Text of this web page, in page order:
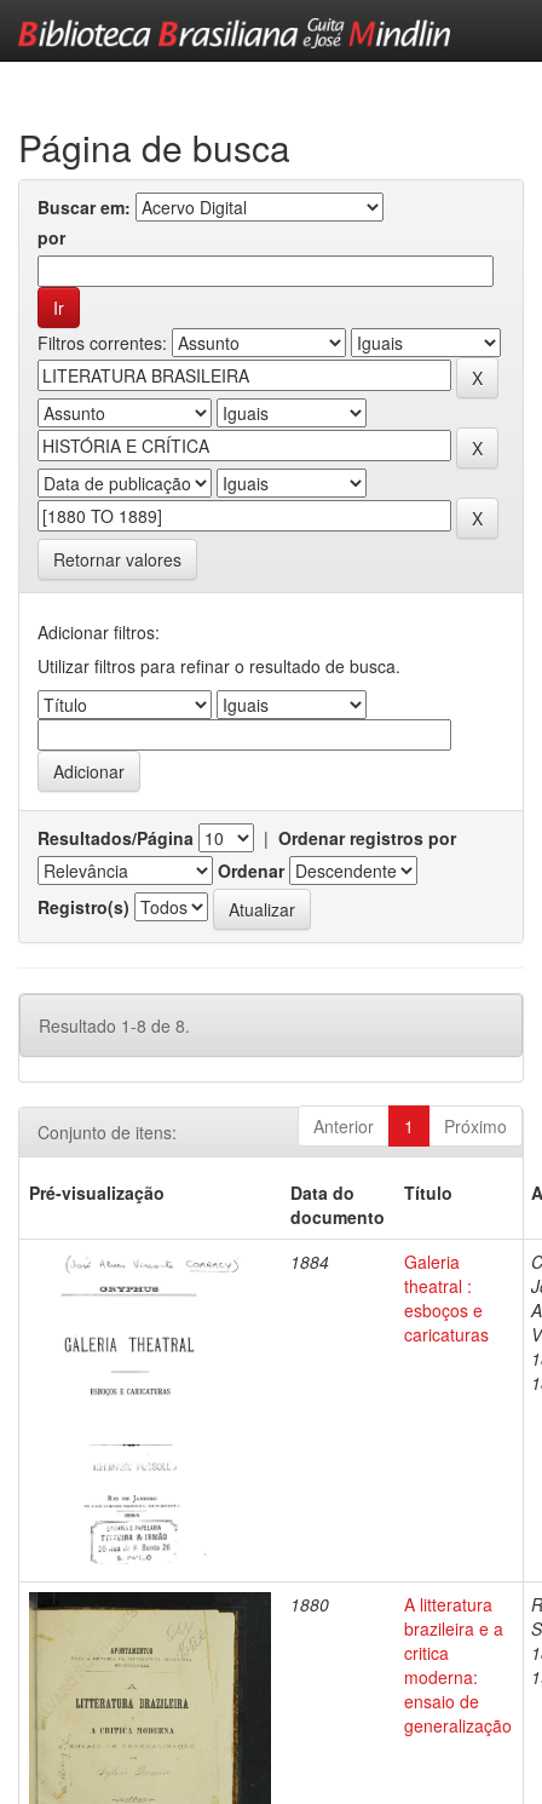
Página de busca
Buscar em:
por
Filtros correntes:
Retornar valores
Adicionar filtros:
Utilizar filtros para refinar o resultado de busca.
Resultados/Página | Ordenar registros por
Ordenar
Registro(s)
Resultado 1-8 de 8.
Anterior 1 Próximo
Conjunto de itens:
Pré-visualização
Data do
documento
Título
1884
Galeria
theatral :
esboços e
caricaturas
1880
A litteratura
brazileira e a
critica
moderna:
ensaio de
generalização